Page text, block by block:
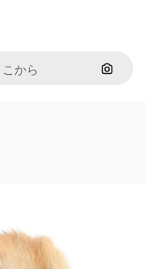
画像で